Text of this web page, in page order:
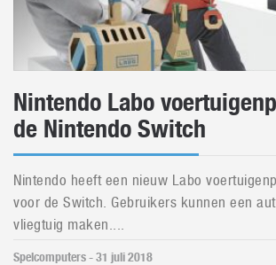
Nintendo Labo
de Nintendo Switch
Nintendo heeft een nieuw Labo
voor de Switch. Gebruikers kunnen een
vliegtuig maken....
Spelcomputers - 31 juli 2018